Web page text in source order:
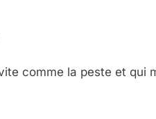
comme la peste et qui